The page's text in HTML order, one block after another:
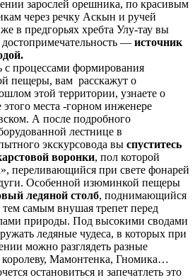
зарослей орешника, по красивым
через речку Аскын и ручей
в предгорьях хребта Улу-тау вы
— источник
с процессами формирования
пещеры, вам расскажут о
этой территории, узнаете о
этого места -горном инженере
А после подробного
лестнице в
экскурсовода вы спуститесь
воронки, пол которой
переливающийся при свете фонарей
Особенной изюминкой пещеры
ледяной столб, поднимающийся
самым внушая трепет перед
природы. Под высокими сводами
ледяные чудеса, в которых при
можно разглядеть разные
Мамонтенка, Гномика…
остановиться и запечатлеть это